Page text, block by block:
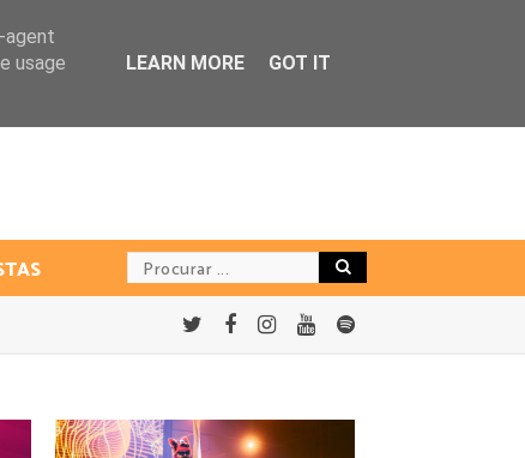
agent
usage
LEARN MORE GOT IT